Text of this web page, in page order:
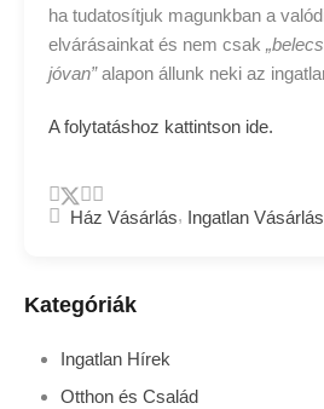
ha tudatosítjuk magunkban a
elvárásainkat és nem csak
jóvan”alapon állunk neki az
A folytatáshoz kattintson ide.
Ház Vásárlás, Ingatlan Vásárlás
Kategóriák
Ingatlan Hírek
Otthon és Család